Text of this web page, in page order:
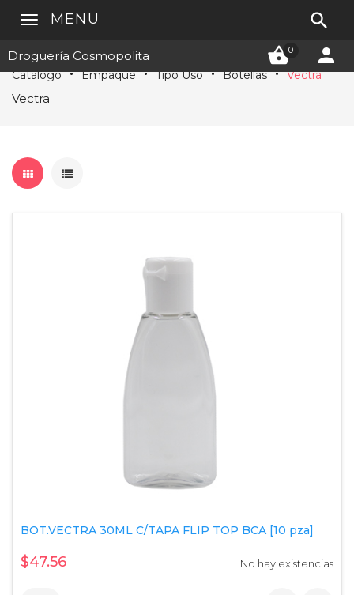
Droguería Cosmopolita 0 
MENU 
Catálogo Empaque Tipo Uso Botellas Vectra
Vectra
BOT.VECTRA 30ML C/TAPA FLIP TOP BCA [10 pza]
$47.56 No hay existencias